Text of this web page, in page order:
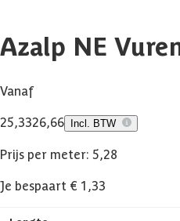
Azalp NE
Vanaf
25,3326,66 Incl. BTW
Prijs per meter: 5,28
Je bespaart € 1,33